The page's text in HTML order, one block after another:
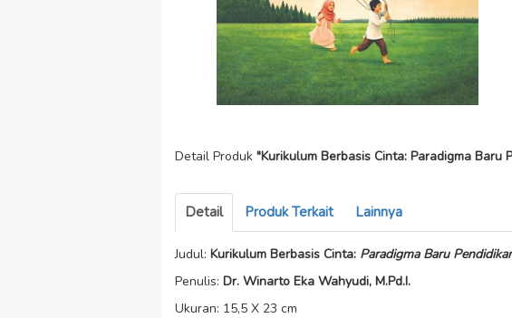
Detail Produk "Kurikulum Berbasis Cinta: Paradigma Baru
Detail Produk Terkait Lainnya
Judul: Kurikulum Berbasis Cinta: Paradigma Baru
Penulis: Dr. Winarto Eka Wahyudi, M.Pd.I.
Ukuran: 15,5 X 23 cm